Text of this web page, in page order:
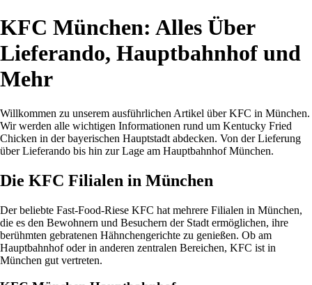
KFC München: Alles Über
Lieferando, Hauptbahnhof und
Mehr
Willkommen zu unserem ausführlichen Artikel über KFC in München.
Wir werden alle wichtigen Informationen rund um Kentucky Fried
Chicken in der bayerischen Hauptstadt abdecken. Von der Lieferung
über Lieferando bis hin zur Lage am Hauptbahnhof München.
Die KFC Filialen in München
Der beliebte Fast-Food-Riese KFC hat mehrere Filialen in München,
die es den Bewohnern und Besuchern der Stadt ermöglichen, ihre
berühmten gebratenen Hähnchengerichte zu genießen. Ob am
Hauptbahnhof oder in anderen zentralen Bereichen, KFC ist in
München gut vertreten.